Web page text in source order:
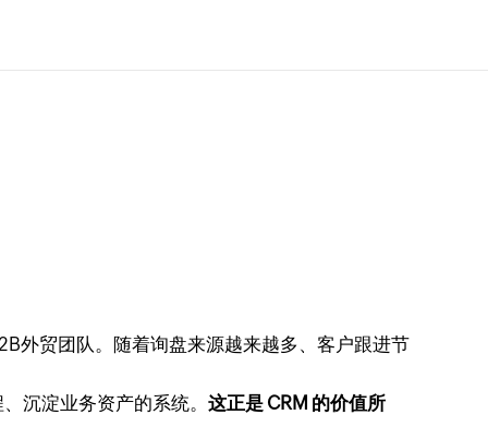
外贸团队。随着询盘来源越来越多、客户跟进节
沉淀业务资产的系统。这正是 CRM 的价值所